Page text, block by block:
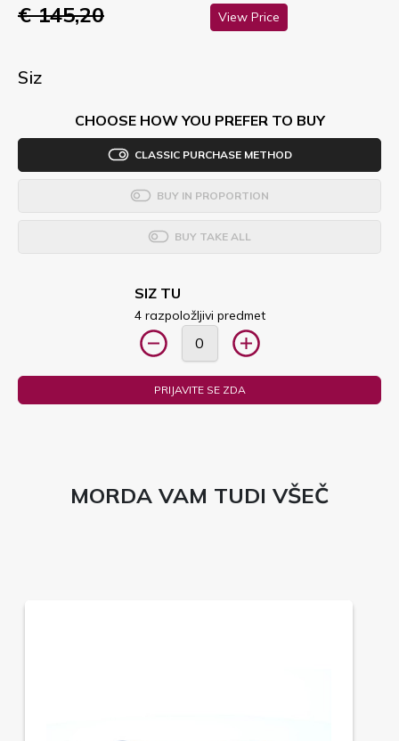
€ 145,20 View Price
Siz
CHOOSE HOW YOU PREFER TO BUY
CLASSIC PURCHASE METHOD
BUY IN PROPORTION
BUY TAKE ALL
SIZ TU
4 razpoložljivi predmet
PRIJAVITE SE ZDA
MORDA VAM TUDI VŠEČ